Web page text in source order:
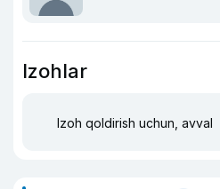
Izohlar
Izoh qoldirish uchun, avval